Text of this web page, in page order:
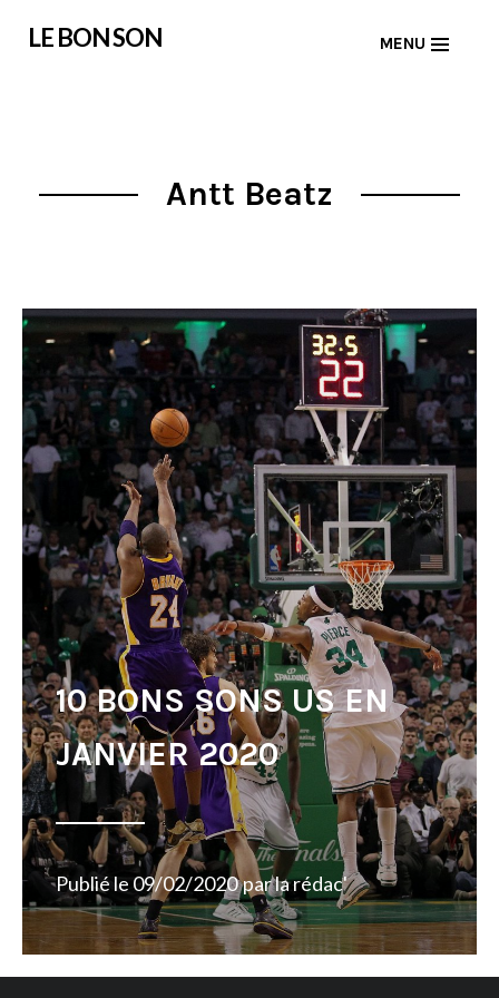
LE BON SON MENU
Antt Beatz
10 BONS SONS US EN
JANVIER 2020
Publié le 09/02/2020 parla rédac'